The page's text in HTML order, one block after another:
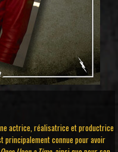
actrice, réalisatrice et productrice
principalement connue pour avoir